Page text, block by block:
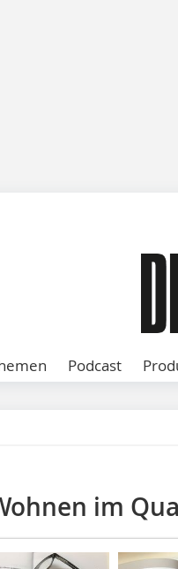
Podcast
im